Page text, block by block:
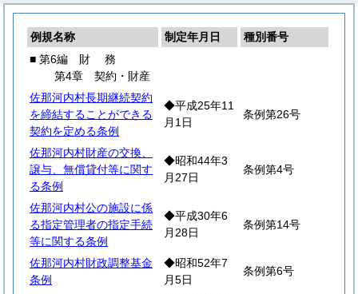
例規名称 制定年月日
種別番号
■ 第6編 財 務
第4章 契約・財産
佐那河内村長期継続契約
を締結することができる
契約を定める条例
◆平成25年11
月1日
条例第26号
佐那河内村財産の交換、
譲与、無償貸付等に関す
る条例
◆昭和44年3
月27日
条例第4号
佐那河内村公の施設に係
る指定管理者の指定手続
等に関する条例
◆平成30年6
月28日
条例第14号
佐那河内村財政調整基金
条例
◆昭和52年7
月5日
条例第6号